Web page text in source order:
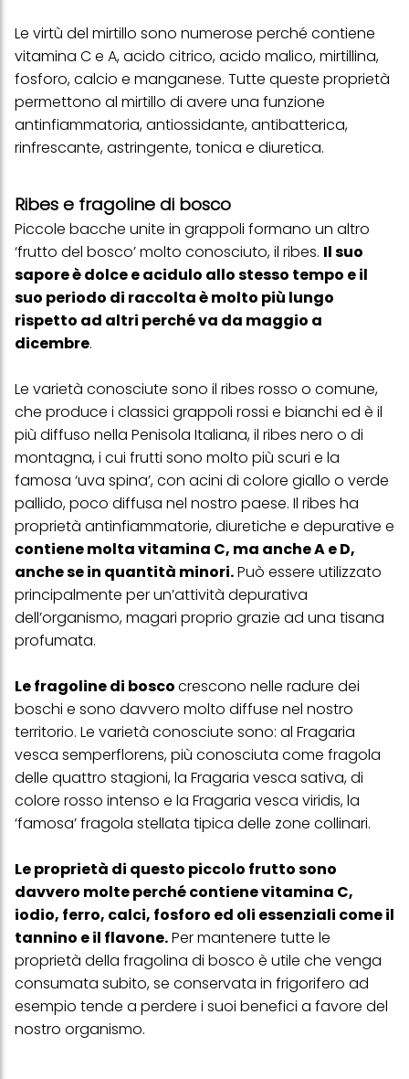
Le virtù del mirtillo sono numerose perché contiene
vitamina C e A, acido citrico, acido malico, mirtillina,
fosforo, calcio e manganese. Tutte queste proprietà
permettono al mirtillo di avere una funzione
antinfiammatoria, antiossidante, antibatterica,
rinfrescante, astringente, tonica e diuretica.
Ribes e fragoline di bosco
Piccole bacche unite in grappoli formano un altro
‘frutto del bosco’ molto conosciuto, il ribes. Il suo
sapore è dolce e acidulo allo stesso tempo e il
suo periodo di raccolta è molto più lungo
rispetto ad altri perché va da maggio a
dicembre.
Le varietà conosciute sono il ribes rosso o comune,
che produce i classici grappoli rossi e bianchi ed è il
più diffuso nella Penisola Italiana, il ribes nero o di
montagna, i cui frutti sono molto più scuri e la
famosa ‘uva spina’, con acini di colore giallo o verde
pallido, poco diffusa nel nostro paese. Il ribes ha
proprietà antinfiammatorie, diuretiche e depurative e
contiene molta vitamina C, ma anche A e D,
anche se in quantità minori.Può essere utilizzato
principalmente per un’attività depurativa
dell’organismo, magari proprio grazie ad una tisana
profumata.
Le fragoline di boscocrescono nelle radure dei
boschi e sono davvero molto diffuse nel nostro
territorio. Le varietà conosciute sono: al Fragaria
vesca semperflorens, più conosciuta come fragola
delle quattro stagioni, la Fragaria vesca sativa, di
colore rosso intenso e la Fragaria vesca viridis, la
‘famosa’ fragola stellata tipica delle zone collinari.
Le proprietà di questo piccolo frutto sono
davvero molte perché contiene vitamina C,
iodio, ferro, calci, fosforo ed oli essenziali come il
tannino e il flavone.Per mantenere tutte le
proprietà della fragolina di bosco è utile che venga
consumata subito, se conservata in frigorifero ad
esempio tende a perdere i suoi benefici a favore del
nostro organismo.